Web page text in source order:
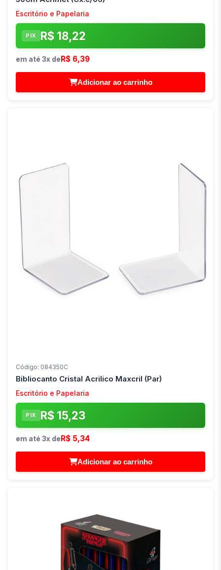
Escritório e Papelaria
PIX R$ 18,22
em até 3x deR$ 6,39
Adicionar ao carrinho
Código: 084350C
Bibliocanto Cristal Acrilico Maxcril (Par)
Escritório e Papelaria
PIX R$ 15,23
em até 3x de R$ 5,34
Adicionar ao carrinho